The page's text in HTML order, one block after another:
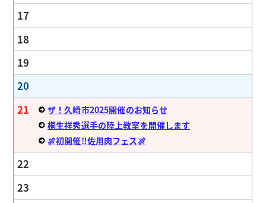
17
18
19
20
21
ザ！久崎市2025開催のお知らせ
桐生祥秀選手の陸上教室を開催します
🍖初開催‼佐用肉フェス🍖
22
23